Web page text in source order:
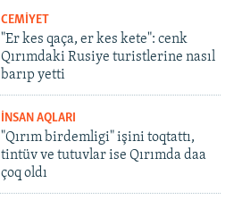
CEMİYET
"Er kes qaça, er kes kete": cenk
Qırımdaki Rusiye turistlerine nasıl
barıp yetti
İNSAN AQLARI
"Qırım birdemligi" işini toqtattı,
tintüv ve tutuvlar ise Qırımda daa
çoq oldı